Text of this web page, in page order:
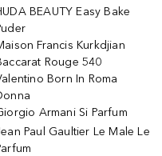
BEAUTY Easy Bake
Francis Kurkdjian
Rouge 540
Born In Roma
Armani Si Parfum
Paul Gaultier Le Male Le